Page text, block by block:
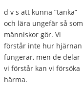
d v s att kunna ”tänka”
och lära ungefär så som
människor gör. Vi
förstår inte hur hjärnan
fungerar, men de delar
vi förstår kan vi försöka
härma.